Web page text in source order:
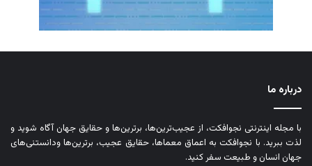
درباره ما
با مجله اینترنتی نجوافکت، از عجیب‌ترین‌ها، برترین‌ها و حقایق جهان آگاه شوید و
لذت ببرید. با نجوافکت به اعماق معماها، حقایق عجیب، برترین‌ها ودانستنی‌های
جهان انسان و طبیعت سفر کنید.